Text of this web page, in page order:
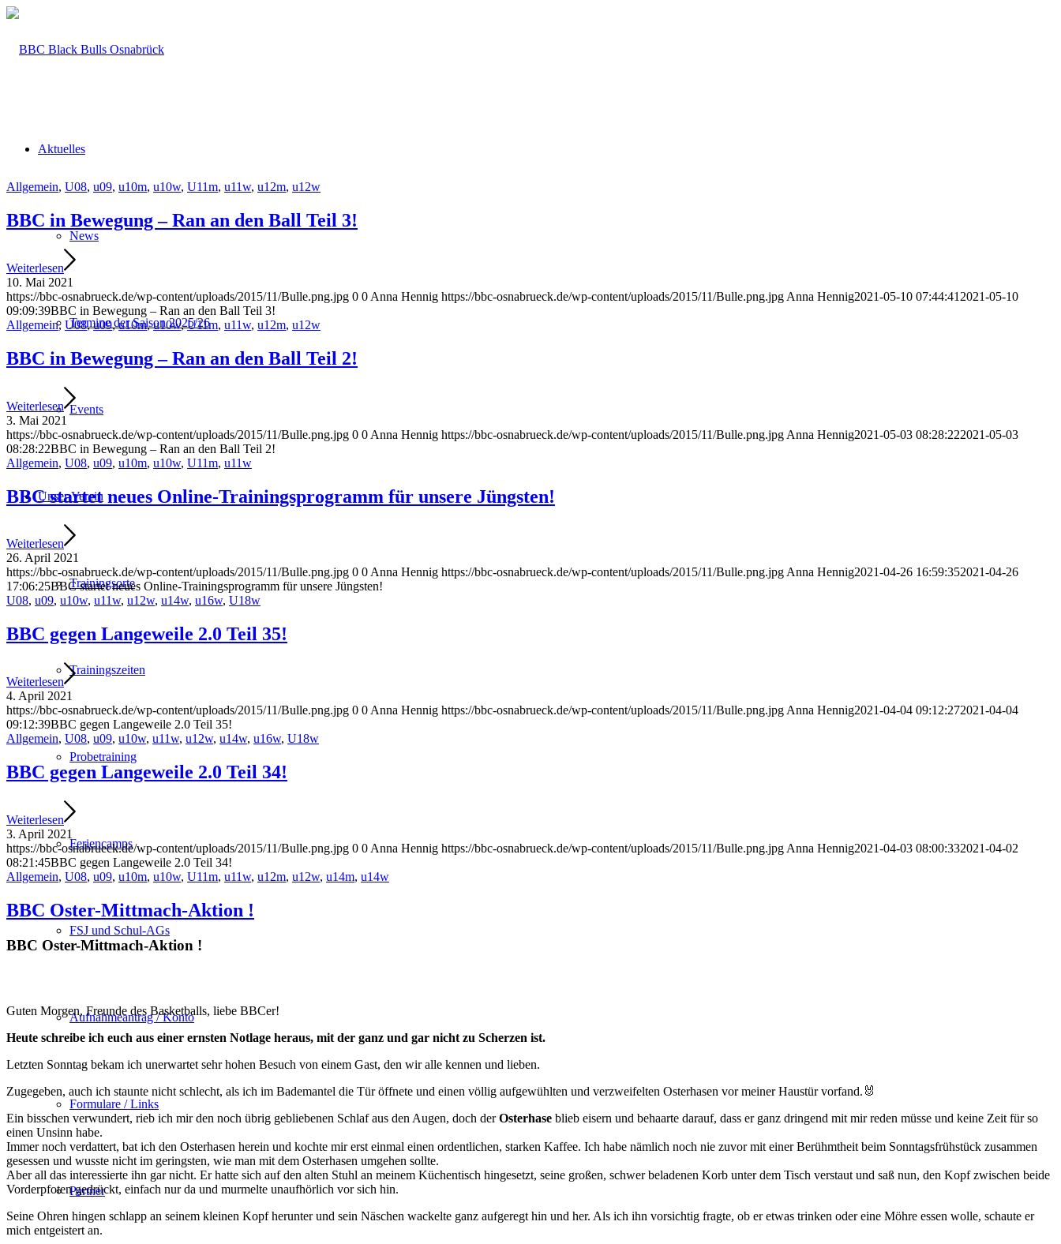
Aktuelles
News
Termine der Saison 2025/26
Events
Unser Verein
Trainingsorte
Trainingszeiten
Probetraining
Feriencamps
FSJ und Schul-AGs
Aufnahmeantrag / Konto
Formulare / Links
Partner
Allgemein, U08, u09, u10m, u10w, U11m, u11w, u12m, u12w
BBC in Bewegung – Ran an den Ball Teil 3!
Weiterlesen
10. Mai 2021
https://bbc-osnabrueck.de/wp-content/uploads/2015/11/Bulle.png.jpg 0 0 Anna Hennig https://bbc-osnabrueck.de/wp-content/uploads/2015/11/Bulle.png.jpg Anna Hennig2021-05-10 07:44:41 2021-05-10
09:09:39BBC in Bewegung – Ran an den Ball Teil 3!
Allgemein, U08,u09,u10m,u10w,U11m, u11w, u12m, u12w
BBC in Bewegung – Ran an den Ball Teil 2!
Weiterlesen
3. Mai 2021
https://bbc-osnabrueck.de/wp-content/uploads/2015/11/Bulle.png.jpg 0 0 Anna Hennig https://bbc-osnabrueck.de/wp-content/uploads/2015/11/Bulle.png.jpg Anna Hennig2021-05-03 08:28:222021-05-03
08:28:22BBC in Bewegung – Ran an den Ball Teil 2!
Allgemein, U08, u09, u10m, u10w, U11m, u11w
BBC startet neues Online-Trainingsprogramm für unsere Jüngsten!
Weiterlesen
26. April 2021
https://bbc-osnabrueck.de/wp-content/uploads/2015/11/Bulle.png.jpg 0 0Anna Hennig https://bbc-osnabrueck.de/wp-content/uploads/2015/11/Bulle.png.jpgAnna Hennig2021-04-26 16:59:352021-04-26
17:06:25BBC startet neues Online-Trainingsprogramm für unsere Jüngsten!
U08, u09, u10w, u11w, u12w, u14w, u16w, U18w
BBC gegen Langeweile 2.0 Teil 35!
Weiterlesen
4. April 2021
https://bbc-osnabrueck.de/wp-content/uploads/2015/11/Bulle.png.jpg 0 0 Anna Hennig https://bbc-osnabrueck.de/wp-content/uploads/2015/11/Bulle.png.jpg Anna Hennig2021-04-04 09:12:272021-04-04
09:12:39BBC gegen Langeweile 2.0 Teil 35!
Allgemein, U08, u09, u10w, u11w, u12w, u14w, u16w, U18w
BBC gegen Langeweile 2.0 Teil 34!
Weiterlesen
3. April 2021
https://bbc-osnabrueck.de/wp-content/uploads/2015/11/Bulle.png.jpg 0 0 Anna Hennig https://bbc-osnabrueck.de/wp-content/uploads/2015/11/Bulle.png.jpg Anna Hennig2021-04-03 08:00:332021-04-02
08:21:45BBC gegen Langeweile 2.0 Teil 34!
Allgemein, U08, u09, u10m, u10w, U11m, u11w, u12m, u12w, u14m, u14w
BBC Oster-Mittmach-Aktion !
BBC Oster-Mittmach-Aktion !
Guten Morgen, Freunde des Basketballs, liebe BBCer!
Heute schreibe ich euch aus einer ernsten Notlage heraus, mit der ganz und gar nicht zu Scherzen ist.
Letzten Sonntag bekam ich unerwartet sehr hohen Besuch von einem Gast, den wir alle kennen und lieben.
Zugegeben, auch ich staunte nicht schlecht, als ich im Bademantel die Tür öffnete und einen völlig aufgewühlten und verzweifelten Osterhasen vor meiner Haustür vorfand.🐰
Ein bisschen verwundert, rieb ich mir den noch übrig gebliebenen Schlaf aus den Augen, doch derOsterhase blieb eisern und behaarte darauf, dass er ganz dringend mit mir reden müsse und keine Zeit für so
einen Unsinn habe.
Immer noch verdattert, bat ich den Osterhasen herein und kochte mir erst einmal einen ordentlichen, starken Kaffee. Ich habe nämlich noch nie zuvor mit einer Berühmtheit beim Sonntagsfrühstück zusammen
gesessen und wusste nicht im geringsten, wie man mit dem Osterhasen umgehen sollte.
Aber all das interessierte ihn gar nicht. Er hatte sich auf den alten Stuhl an meinem Küchentisch hingesetzt, seine großen, schwer beladenen Korb unter dem Tisch verstaut und saß nun, den Kopf zwischen beide
Vorderpfoten gedrückt, einfach nur da und murmelte unaufhörlich vor sich hin.
Seine Ohren hingen schlapp an seinem kleinen Kopf herunter und sein Näschen wackelte ganz aufgeregt hin und her. Als ich ihn vorsichtig fragte, ob er etwas trinken oder eine Möhre essen wolle, schaute er
mich entgeistert an.